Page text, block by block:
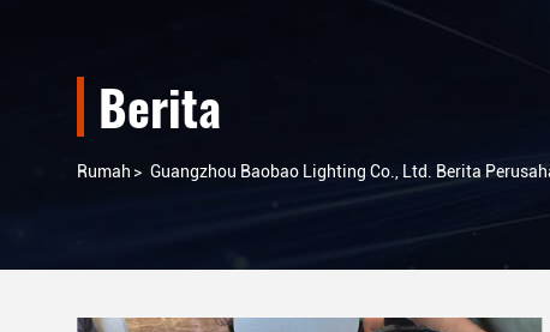
Berita
Rumah > Guangzhou Baobao Lighting Co., Ltd. Berita